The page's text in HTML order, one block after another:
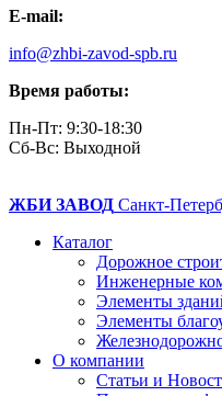
E-mail:
info@zhbi-zavod-spb.ru
Время работы:
Пн-Пт: 9:30-18:30
Cб-Вс: Выходной
ЖБИ ЗАВОД Санкт-
Каталог
Дорожное
Инженерные
Элементы
Элементы
О компании
Статьи и